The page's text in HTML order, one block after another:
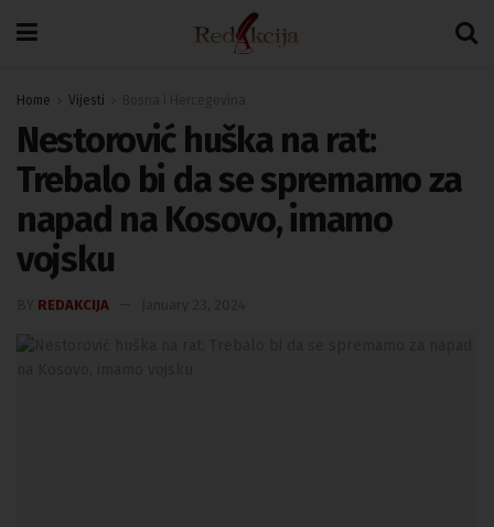
Home Vijesti
Nestorović huška na rat:
Trebalo bi da se spremamo za
napad na Kosovo, imamo
vojsku
REDAKCIJA